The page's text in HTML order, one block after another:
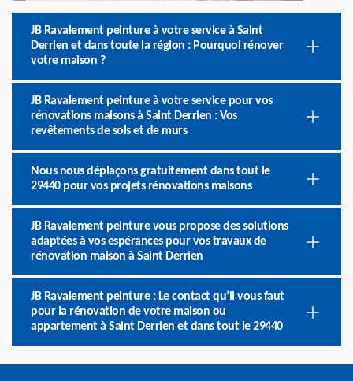
JB Ravalement peinture à votre service à Saint
Derrien et dans toute la région : Pourquoi rénover
votre maison ?
JB Ravalement peinture à votre service pour vos
rénovations maisons à Saint Derrien : Vos
revêtements de sols et de murs
Nous nous déplaçons gratuitement dans tout le
29440 pour vos projets rénovations maisons
JB Ravalement peinture vous propose des solutions
adaptées à vos espérances pour vos travaux de
rénovation maison à Saint Derrien
JB Ravalement peinture : Le contact qu’il vous faut
pour la rénovation de votre maison ou
appartement à Saint Derrien et dans tout le 29440